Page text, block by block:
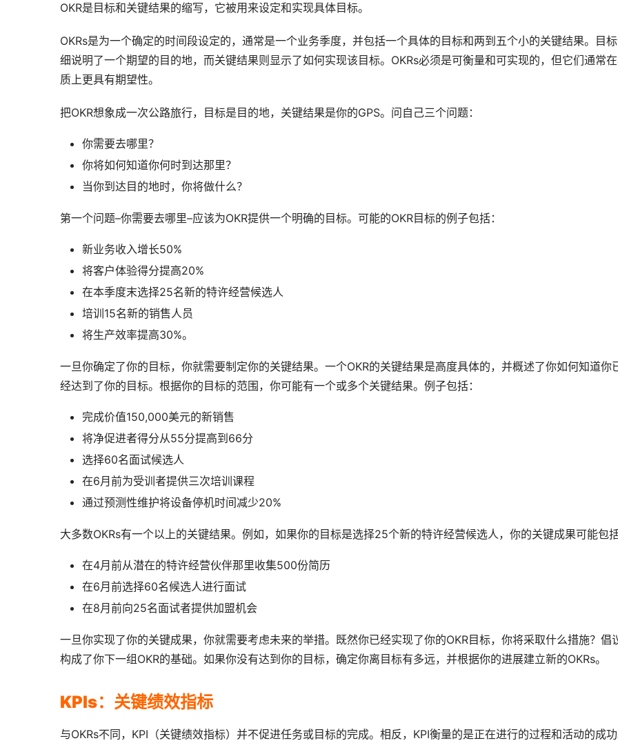
OKR是目标和关键结果的缩写，它被用来设定和实现具体目标。
OKRs是为一个确定的时间段设定的，通常是一个业务季度，并包括一个具体的目标和两到五个小的关键结果。目
细说明了一个期望的目的地，而关键结果则显示了如何实现该目标。OKRs必须是可衡量和可实现的，但它们通常
质上更具有期望性。
把OKR想象成一次公路旅行，目标是目的地，关键结果是你的GPS。问自己三个问题：
你需要去哪里？
你将如何知道你何时到达那里？
当你到达目的地时，你将做什么？
第一个问题–你需要去哪里–应该为OKR提供一个明确的目标。可能的OKR目标的例子包括：
新业务收入增长50%
将客户体验得分提高20%
在本季度末选择25名新的特许经营候选人
培训15名新的销售人员
将生产效率提高30%。
一旦你确定了你的目标，你就需要制定你的关键结果。一个OKR的关键结果是高度具体的，并概述了你如何知道你
经达到了你的目标。根据你的目标的范围，你可能有一个或多个关键结果。例子包括：
完成价值150,000美元的新销售
将净促进者得分从55分提高到66分
选择60名面试候选人
在6月前为受训者提供三次培训课程
通过预测性维护将设备停机时间减少20%
大多数OKRs有一个以上的关键结果。例如，如果你的目标是选择25个新的特许经营候选人，你的关键成果可能包
在4月前从潜在的特许经营伙伴那里收集500份简历
在6月前选择60名候选人进行面试
在8月前向25名面试者提供加盟机会
一旦你实现了你的关键成果，你就需要考虑未来的举措。既然你已经实现了你的OKR目标，你将采取什么措施？倡
构成了你下一组OKR的基础。如果你没有达到你的目标，确定你离目标有多远，并根据你的进展建立新的OKRs。
KPIs：关键绩效指标
与OKRs不同，KPI（关键绩效指标）并不促进任务或目标的完成。相反，KPI衡量的是正在进行的过程和活动的成